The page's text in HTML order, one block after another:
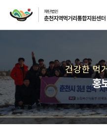
재단소개
인사말 CI
재단연
혁
건강한 먹
홍